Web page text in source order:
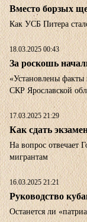
Вместо борзых
Как УСБ Питера
18.03.2025 00:43
За роскошь
«Установлены
СКР Ярославской
17.03.2025 21:29
Как сдать
На вопрос отвечает
мигрантам
16.03.2025 21:21
Руководство
Останется ли